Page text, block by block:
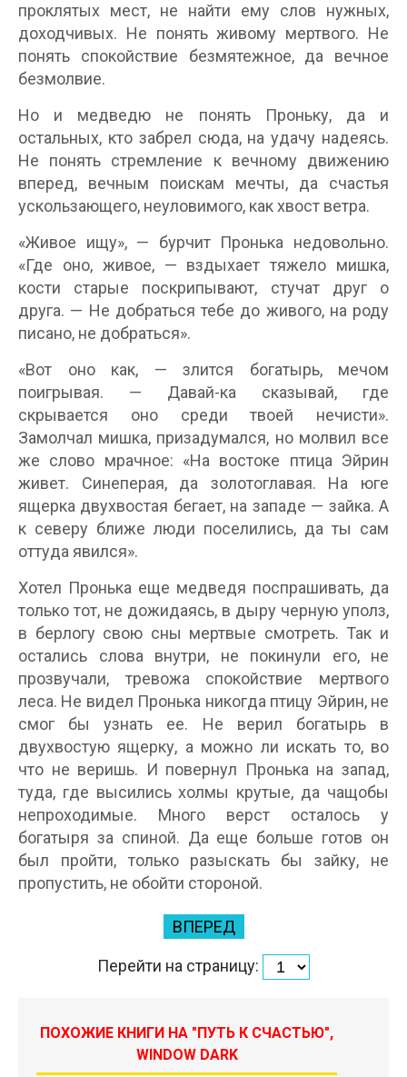
проклятых мест, не найти ему слов нужных,
доходчивых. Не понять живому мертвого. Не
понять спокойствие безмятежное, да вечное
безмолвие.
Но и медведю не понять Проньку, да и
остальных, кто забрел сюда, на удачу надеясь.
Не понять стремление к вечному движению
вперед, вечным поискам мечты, да счастья
ускользающего, неуловимого, как хвост ветра.
«Живое ищу», — бурчит Пронька недовольно.
«Где оно, живое, — вздыхает тяжело мишка,
кости старые поскрипывают, стучат друг о
друга. — Не добраться тебе до живого, на роду
писано, не добраться».
«Вот оно как, — злится богатырь, мечом
поигрывая. — Давай-ка сказывай, где
скрывается оно среди твоей нечисти».
Замолчал мишка, призадумался, но молвил все
же слово мрачное: «На востоке птица Эйрин
живет. Синеперая, да золотоглавая. На юге
ящерка двухвостая бегает, на западе — зайка. А
к северу ближе люди поселились, да ты сам
оттуда явился».
Хотел Пронька еще медведя поспрашивать, да
только тот, не дожидаясь, в дыру черную уполз,
в берлогу свою сны мертвые смотреть. Так и
остались слова внутри, не покинули его, не
прозвучали, тревожа спокойствие мертвого
леса. Не видел Пронька никогда птицу Эйрин, не
смог бы узнать ее. Не верил богатырь в
двухвостую ящерку, а можно ли искать то, во
что не веришь. И повернул Пронька на запад,
туда, где высились холмы крутые, да чащобы
непроходимые. Много верст осталось у
богатыря за спиной. Да еще больше готов он
был пройти, только разыскать бы зайку, не
пропустить, не обойти стороной.
ВПЕРЕД
Перейти на страницу:
ПОХОЖИЕ КНИГИ НА "ПУТЬ К СЧАСТЬЮ",
WINDOW DARK